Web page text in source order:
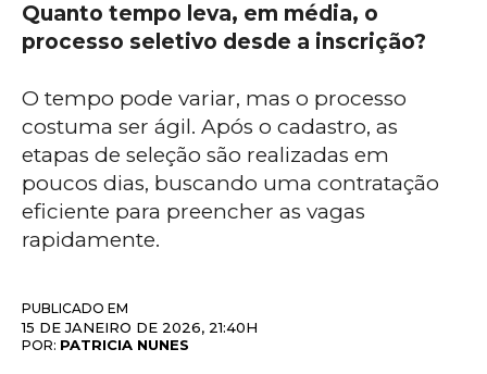
Quanto tempo leva, em média, o
processo seletivo desde a inscrição?
O tempo pode variar, mas o processo
costuma ser ágil. Após o cadastro, as
etapas de seleção são realizadas em
poucos dias, buscando uma contratação
eficiente para preencher as vagas
rapidamente.
PUBLICADO EM
15 DE JANEIRO DE 2026, 21:40H
POR: PATRICIA NUNES